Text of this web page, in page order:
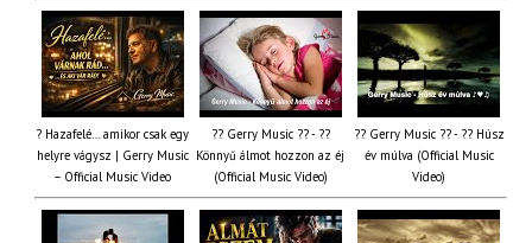
? Hazafelé… amikor csak egy
helyre vágysz | Gerry Music
– Official Music Video
?? Gerry Music ?? - ??
Könnyű álmot hozzon az éj
(Official Music Video)
?? Gerry Music ?? - ?? Húsz
év múlva (Official Music
Video)